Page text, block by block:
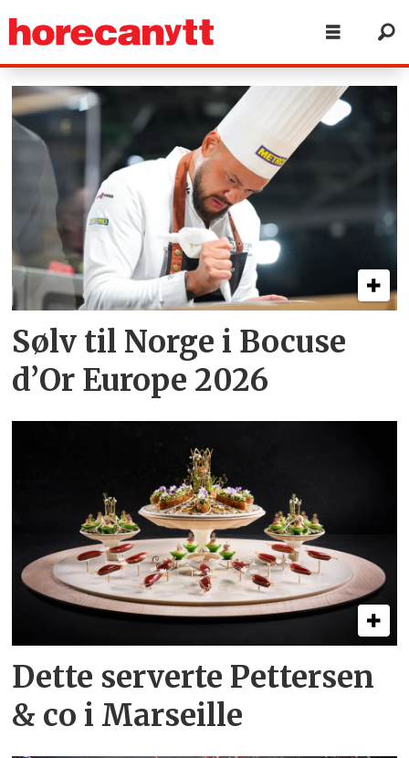
Tag:
marseille
Sølv til Norge i Bocuse
d’Or Europe 2026
Dette serverte Pettersen
& co i Marseille